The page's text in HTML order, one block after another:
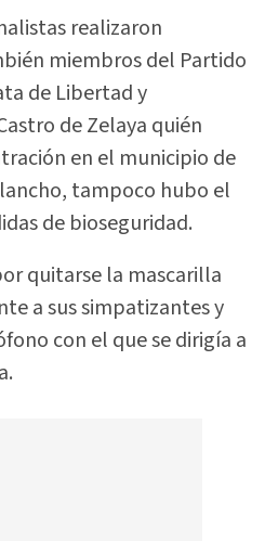
realizaron
miembros del Partido
de Libertad y
de Zelaya quién
en el municipio de
tampoco hubo el
de bioseguridad.
quitarse la mascarilla
a sus simpatizantes y
con el que se dirigía a